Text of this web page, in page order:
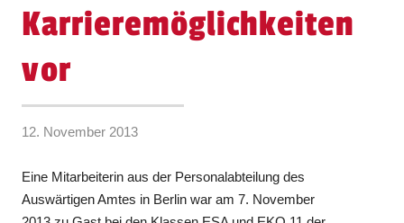
Karrieremöglichkeiten
vor
12. November 2013
Eine Mitarbeiterin aus der Personalabteilung des
Auswärtigen Amtes in Berlin war am 7. November